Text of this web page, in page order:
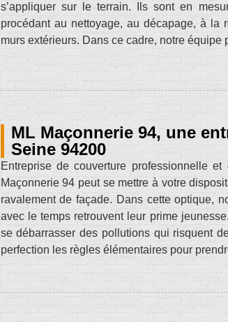
s’appliquer sur le terrain. Ils sont en
procédant au nettoyage, au décapage, à la
murs extérieurs. Dans ce cadre, notre équipe
ML Maçonnerie 94, une
Seine 94200
Entreprise de couverture professionnelle
Maçonnerie 94 peut se mettre à votre
ravalement de façade. Dans cette optique,
avec le temps retrouvent leur prime
se débarrasser des pollutions qui risquent
perfection les règles élémentaires pour